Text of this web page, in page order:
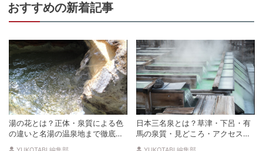
おすすめの新着記事
湯の花とは？正体・泉質による色
の違いと名湯の温泉地まで徹底解
説
日本三名泉とは？草津・下呂・有
馬の泉質・見どころ・アクセスを
徹底解説